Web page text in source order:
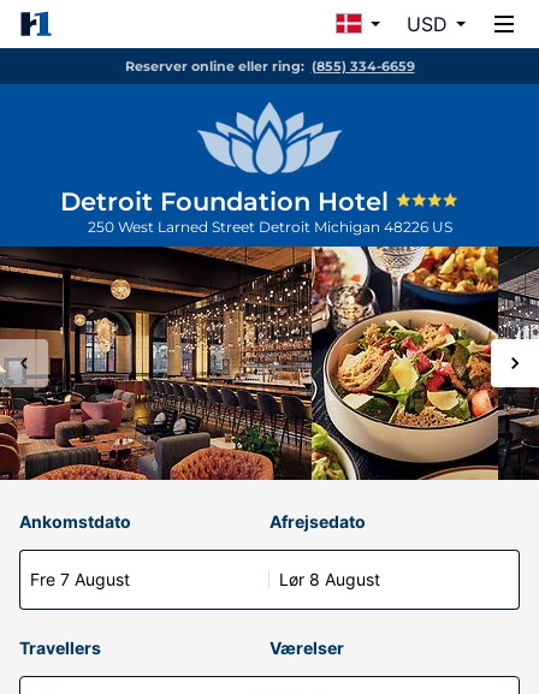
USD
Reserver online eller ring: (855) 334-6659
Detroit Foundation Hotel
250 West Larned Street Detroit Michigan 48226 US
Ankomstdato
Fre 7 August
Afrejsedato
Lør 8 August
Travellers Værelser